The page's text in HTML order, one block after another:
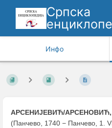
Српска
Инфо
АРСЕНИЈЕВИЋ/
(Панчево, 1740 − Панчево, 1.